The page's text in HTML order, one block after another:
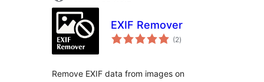
EXIF Remover
(2notes
en
)
Remove EXIF data from images on